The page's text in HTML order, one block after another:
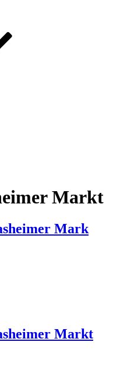
Markt
Mark
Markt